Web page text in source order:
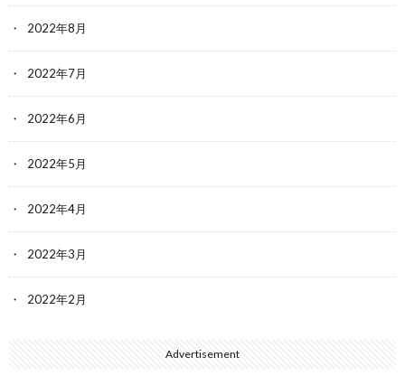
2022年8月
2022年7月
2022年6月
2022年5月
2022年4月
2022年3月
2022年2月
Advertisement